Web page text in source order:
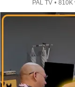
PAL TV • 810K